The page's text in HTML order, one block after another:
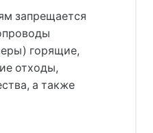
запрещается
горящие,
отходы,
а также